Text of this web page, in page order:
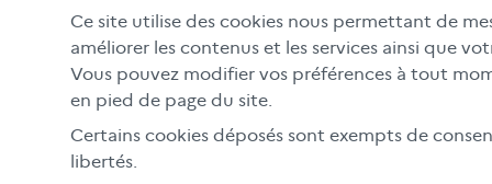
À l'international
CLEMI sup
Espace presse
Ce site utilise des cookies nous permettant de
améliorer les contenus et les services ainsi que
Vous pouvez modifier vos préférences à tout
en pied de page du site.
Certains cookies déposés sont exempts de
libertés.